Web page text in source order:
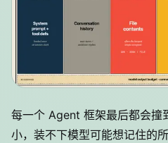
每一个 Agent 框架最后都会撞
小，装不下模型可能想记住的